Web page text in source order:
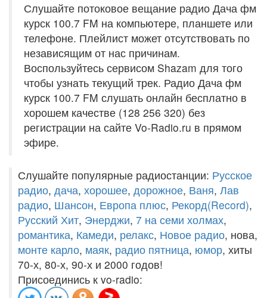
Слушайте потоковое вещание радио Дача фм
курск 100.7 FM на компьютере, планшете или
телефоне. Плейлист может отсутствовать по
независящим от нас причинам.
Воспользуйтесь сервисом Shazam для того
чтобы узнать текущий трек. Радио Дача фм
курск 100.7 FM слушать онлайн бесплатно в
хорошем качестве (128 256 320) без
регистрации на сайте Vo-Radio.ru в прямом
эфире.
Слушайте популярные радиостанции: Русское
радио, дача, хорошее, дорожное, Ваня, Лав
радио, Шансон, Европа плюс, Рекорд(Record),
Русский Хит, Энерджи, 7 на семи холмах,
романтика, Камеди, релакс, Новое радио, нова,
монте карло, маяк, радио пятница, юмор, хиты
70-х, 80-х, 90-х и 2000 годов!
Присоединись к vo-radio: